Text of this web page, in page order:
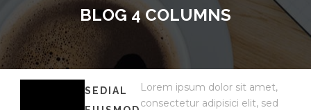
BLOG 4 COLUMNS
SEDIAL
Lorem ipsum dolor sit amet,
consectetur adipisici elit, sed